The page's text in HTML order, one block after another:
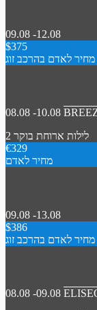
09.08 -12.08
$375
מחיר לאדם בהרכב זוג
08.08 -10.08
2 לילות ארוחת בוקר
€329
מחיר לאדם
09.08 -13.08
$386
מחיר לאדם בהרכב זוג
08.08 -09.08